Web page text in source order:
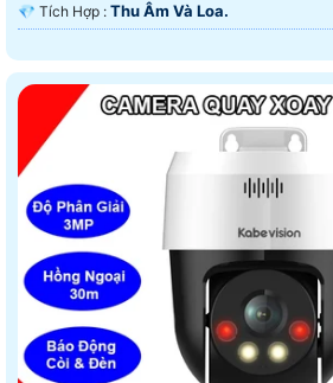
️💎 Tích Hợp : Thu Âm Và Loa.